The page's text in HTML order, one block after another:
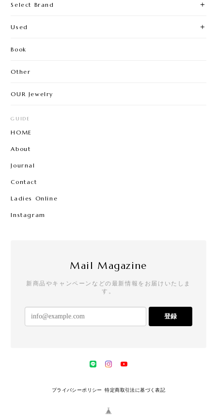
Select Brand
Used
Book
Other
OUR Jewelry
GUIDE
HOME
About
Journal
Contact
Ladies Online
Instagram
Mail Magazine
新商品やキャンペーンなどの最新情報をお届けいたしま
す。
登録
プライバシーポリシー 特定商取引法に基づく表記